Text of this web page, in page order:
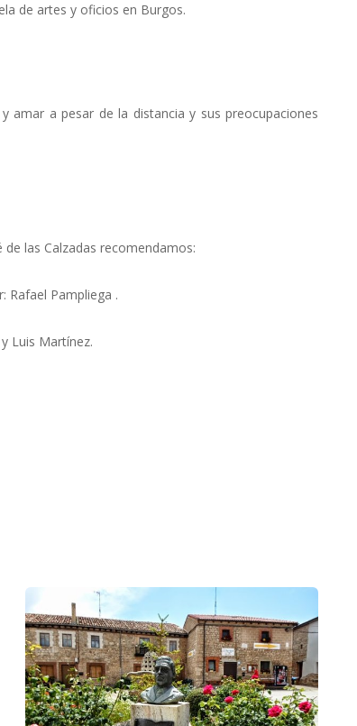
de artes y oficios en Burgos.
amar a pesar de la distancia y sus preocupaciones
las Calzadas recomendamos:
Rafael Pampliega .
Luis Martínez.